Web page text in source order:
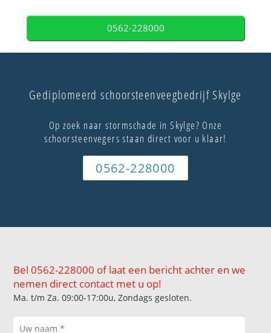
0562-228000
Gediplomeerd schoorsteenveegbedrijf Skylge
Op zoek naar stormschade in Skylge? Onze
schoorsteenvegers staan direct voor u klaar!
0562-228000
Bel 0562-228000 of laat een bericht achter en we
nemen direct contact met u op!
Ma. t/m Za. 09:00-17:00u, Zondags gesloten.